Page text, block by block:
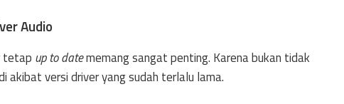
Audio
tetap up to datememang sangat penting. Karena bukan tidak
akibat versi driver yang sudah terlalu lama.